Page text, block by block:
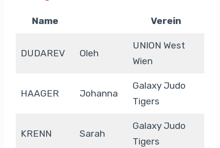
Name Verein
DUDAREV Oleh
UNION West
Wien
HAAGER Johanna
Galaxy Judo
Tigers
KRENN Sarah
Galaxy Judo
Tigers